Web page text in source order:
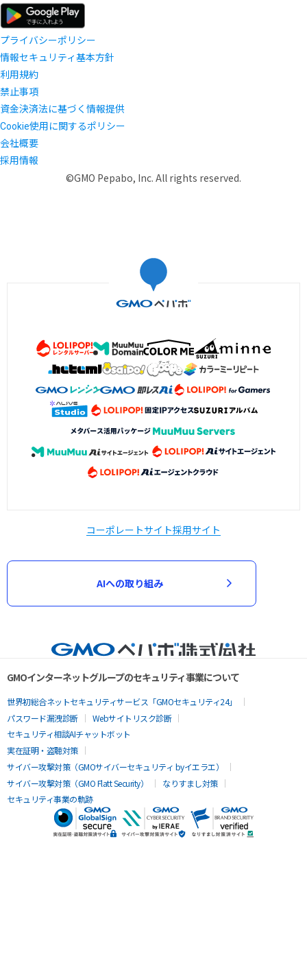
プライバシーポリシー
情報セキュリティ基本方針
利用規約
禁止事項
資金決済法に基づく情報提供
Cookie使用に関するポリシー
会社概要
採用情報
©GMO Pepabo, Inc. All rights reserved.
コーポレートサイト採用サイト
AIへの取り組み
GMOインターネットグループのセキュリティ事業について
世界初総合ネットセキュリティサービス「GMOセキュリティ24」
パスワード漏洩診断
Webサイトリスク診断
セキュリティ相談AIチャットボット
実在証明・盗聴対策
サイバー攻撃対策（GMOサイバーセキュリティ byイエラエ）
サイバー攻撃対策（GMO Flatt Security）
なりすまし対策
セキュリティ事業の軌跡